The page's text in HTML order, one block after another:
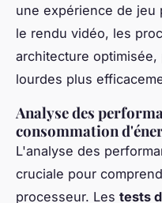
une expérience de jeu
le rendu vidéo, les
architecture
lourdes plus
Analyse des
consommation
L'analyse des
cruciale pour
processeur. Les tests